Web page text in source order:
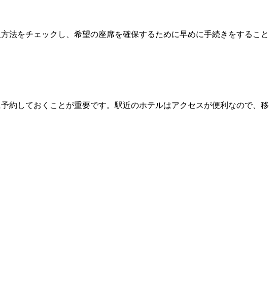
法をチェックし、希望の座席を確保するために早めに手続きをすること
約しておくことが重要です。駅近のホテルはアクセスが便利なので、移